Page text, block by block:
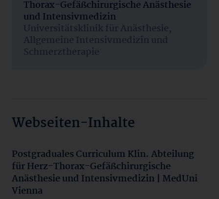
Thorax-Gefäßchirurgische Anästhesie
und Intensivmedizin
Universitätsklinik für Anästhesie,
Allgemeine Intensivmedizin und
Schmerztherapie
Webseiten-Inhalte
Postgraduales Curriculum Klin. Abteilung
für Herz-Thorax-Gefäßchirurgische
Anästhesie und Intensivmedizin | MedUni
Vienna